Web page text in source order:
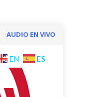
AUDIO EN VIVO
EN ES